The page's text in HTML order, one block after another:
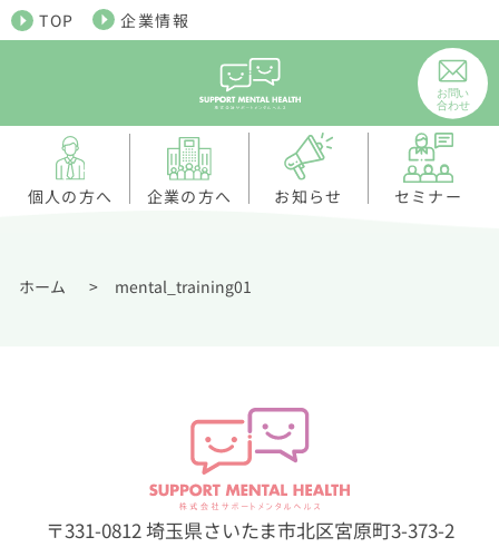
TOP 企業情報
個人の方へ 企業の方へ お知らせ セミナー
ホーム > mental_training01
〒331-0812 埼玉県さいたま市北区宮原町3-373-2